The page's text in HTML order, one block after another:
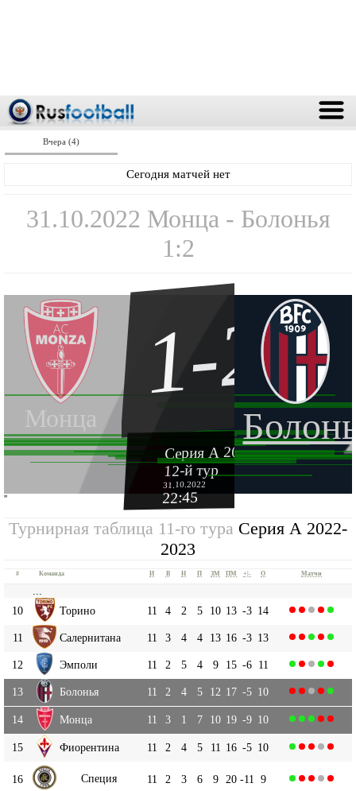
Вчера (4)
Сегодня матчей нет
31.10.2022 Монца - Болонья
1:2
Монца
1-2
Серия А 2022-2023
12-й тур
31.10.2022
22:45
''
Турнирная таблица 11-го тура Серия А 2022-
2023
# Команда И В Н П ЗМ ПМ +|- О Матчи
10
Торино 11 4 2 5 10 13 -3 14
11 Салернитана 11 3 4 4 13 16 -3 13
12 Эмполи 11 2 5 4 9 15 -6 11
13 Болонья 11 2 4 5 12 17 -5 10
14 Монца 11 3 1 7 10 19 -9 10
15 Фиорентина 11 2 4 5 11 16 -5 10
16 Специя 11 2 3 6 9 20 -11 9